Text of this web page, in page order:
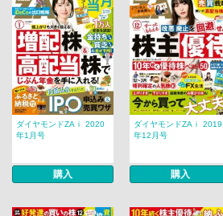
ダイヤモンドZAｉ 2020
年1月号
購入
ダイヤモンドZAｉ 2019
年12月号
購入